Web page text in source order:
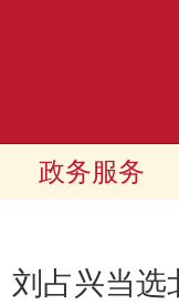
政务服务
刘占兴当选